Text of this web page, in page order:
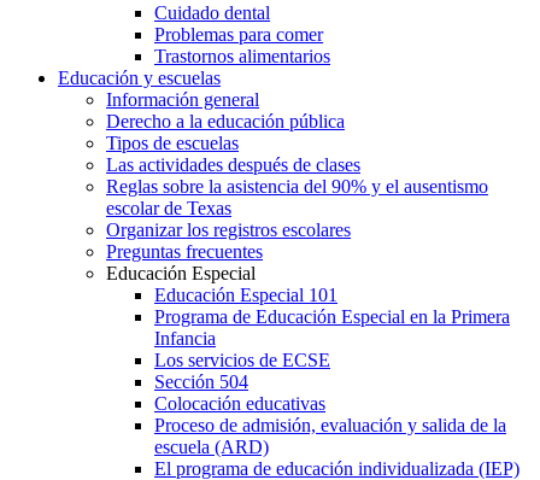
Cuidado dental
Problemas para comer
Trastornos alimentarios
Educación y escuelas
Información general
Derecho a la educación pública
Tipos de escuelas
Las actividades después de clases
Reglas sobre la asistencia del 90% y el ausentismo
escolar de Texas
Organizar los registros escolares
Preguntas frecuentes
Educación Especial
Educación Especial 101
Programa de Educación Especial en la Primera
Infancia
Los servicios de ECSE
Sección 504
Colocación educativas
Proceso de admisión, evaluación y salida de la
escuela (ARD)
El programa de educación individualizada (IEP)